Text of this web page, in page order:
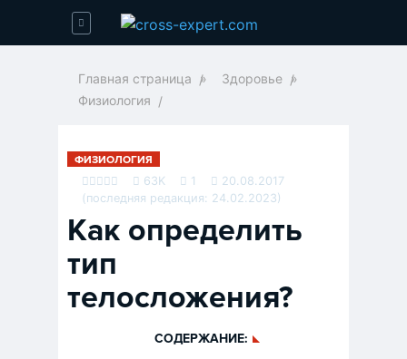
Главная страница » Здоровье »
Физиология
ФИЗИОЛОГИЯ
63K
1
20.08.2017
(последняя редакция: 24.02.2023)
Как определить
тип
телосложения?
СОДЕРЖАНИЕ: